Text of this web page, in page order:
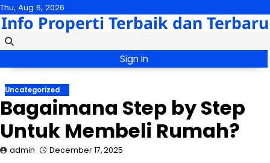
Skip
to
content
Thu, Aug 6, 2026
Info Properti Terbaik dan Terbaru
Sign In
Uncategorized
Bagaimana Step by Step
Untuk Membeli Rumah?
admin December 17, 2025